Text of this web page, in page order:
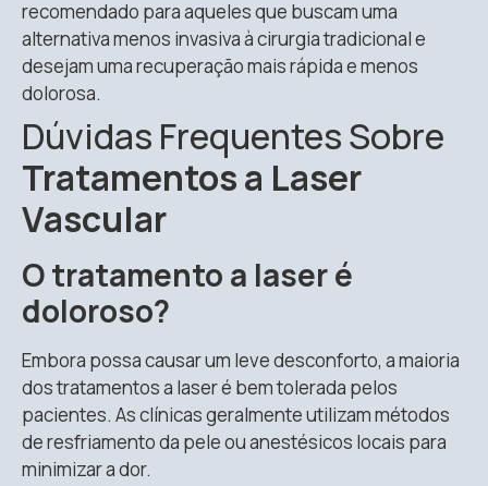
recomendado para aqueles que buscam uma
alternativa menos invasiva à cirurgia tradicional e
desejam uma recuperação mais rápida e menos
dolorosa.
Dúvidas Frequentes Sobre
Tratamentos a Laser
Vascular
O tratamento a laser é
doloroso?
Embora possa causar um leve desconforto, a maioria
dos tratamentos a laser é bem tolerada pelos
pacientes. As clínicas geralmente utilizam métodos
de resfriamento da pele ou anestésicos locais para
minimizar a dor.